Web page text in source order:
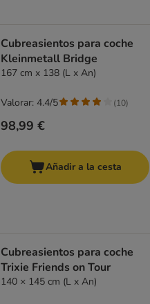
Cubreasientos para coche
Kleinmetall Bridge
167 cm x 138 (L x An)
98,99 €
Valorar: 4.4/5 (10)
Añadir a la cesta
Cubreasientos para coche
Trixie Friends on Tour
140 × 145 cm (L x An)